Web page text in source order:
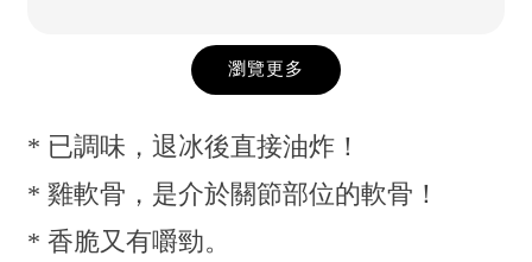
瀏覽更多
* 已調味，退冰後直接油炸！
* 雞軟骨，是介於關節部位的軟骨！
* 香脆又有嚼勁。